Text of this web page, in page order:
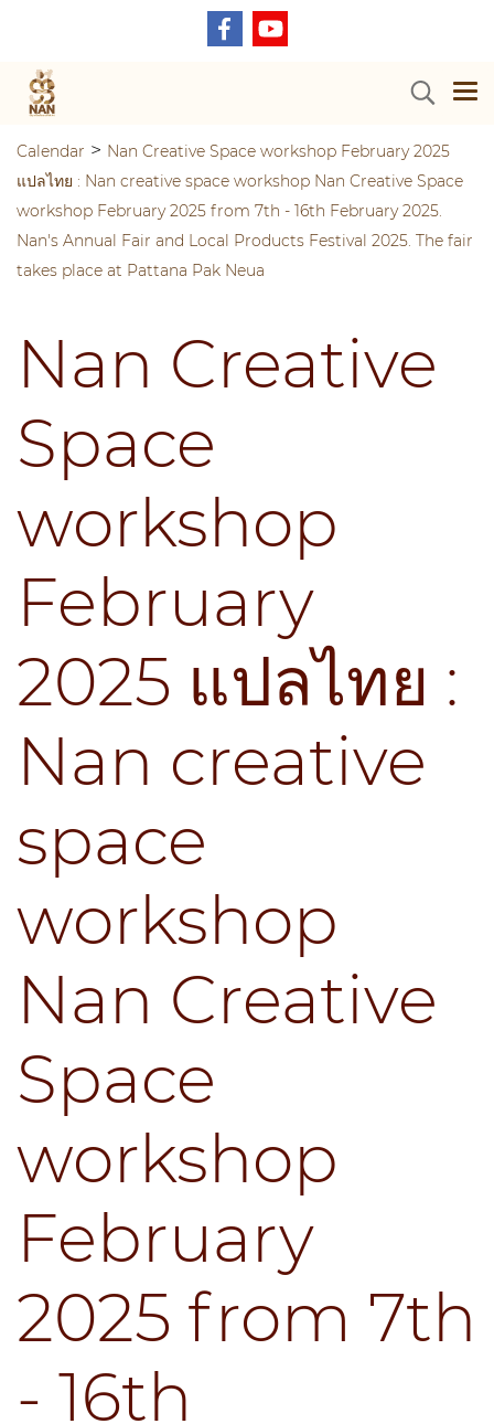
Calendar > Nan Creative Space workshop February 2025
แปลไทย : Nan creative space workshop Nan Creative Space
workshop February 2025 from 7th - 16th February 2025.
Nan's Annual Fair and Local Products Festival 2025. The fair
takes place at Pattana Pak Neua
Nan Creative
Space
workshop
February
2025 แปลไทย :
Nan creative
space
workshop
Nan Creative
Space
workshop
February
2025 from 7th
- 16th